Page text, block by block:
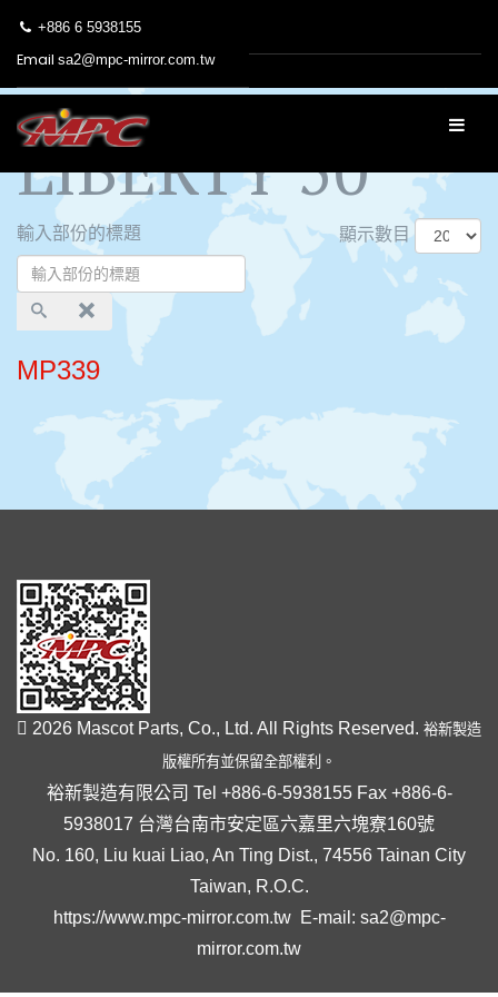
+886 6 5938155
Email sa2@mpc-mirror.com.tw
LIBERTY 50
輸入部份的標題 顯示數目
MP339
2026 Mascot Parts, Co., Ltd. All Rights Reserved. 裕新製造
版權所有並保留全部權利。
裕新製造有限公司 Tel +886-6-5938155 Fax +886-6-
5938017 台灣台南市安定區六嘉里六塊寮160號
No. 160, Liu kuai Liao, An Ting Dist., 74556 Tainan City
Taiwan, R.O.C.
https://www.mpc-mirror.com.tw E-mail: sa2@mpc-
mirror.com.tw